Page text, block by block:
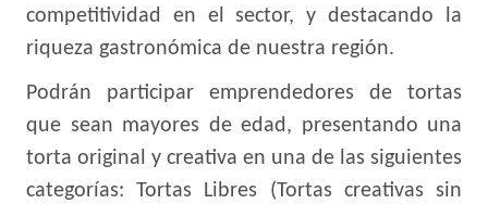
competitividad en el sector, y destacando la
riqueza gastronómica de nuestra región.
Podrán participar emprendedores de tortas
que sean mayores de edad, presentando una
torta original y creativa en una de las siguientes
categorías: Tortas Libres (Tortas creativas sin